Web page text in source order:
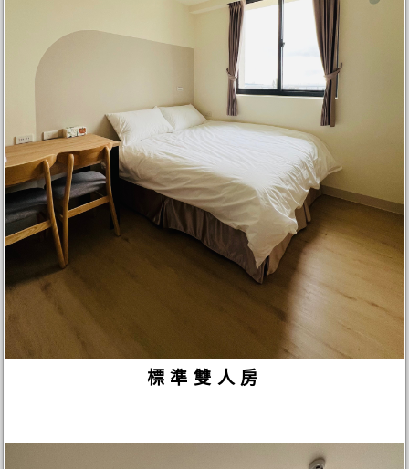
標準雙人房